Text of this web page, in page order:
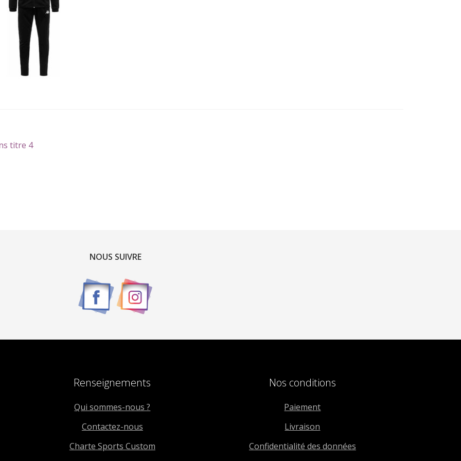
titre 4
NOUS SUIVRE
Renseignements
Qui sommes-nous ?
Contactez-nous
Charte Sports Custom
Nos conditions
Paiement
Livraison
Confidentialité des données